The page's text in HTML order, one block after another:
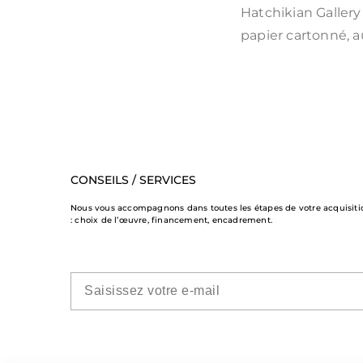
Hatchikian
papier cartonné,
CONSEILS / SERVICES
Nous vous accompagnons dans toutes les étapes de votre
: choix de l’œuvre, financement, encadrement.